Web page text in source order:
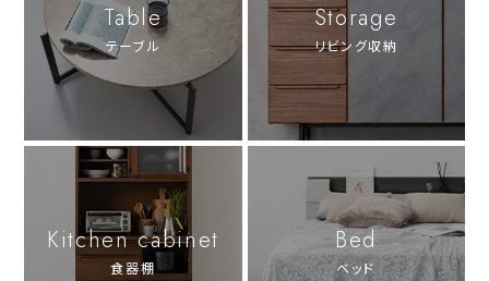
Table
テーブル
Storage
リビング収納
Kitchen cabinet
食器棚
Bed
ベッド